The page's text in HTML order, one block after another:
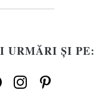
URMĂRI ȘI PE:
instagrampinterest